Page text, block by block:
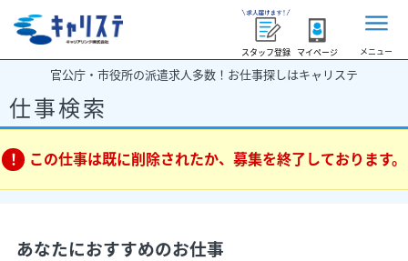
スタッフ登録 マイページ メニュー
官公庁・市役所の派遣求人多数！お仕事探しはキャリステ
仕事検索
この仕事は既に削除されたか、募集を終了しております。
あなたにおすすめのお仕事